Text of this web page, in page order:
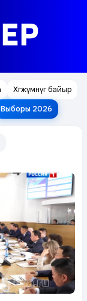
Хөгжүмнүг байыр
Выборы 2026